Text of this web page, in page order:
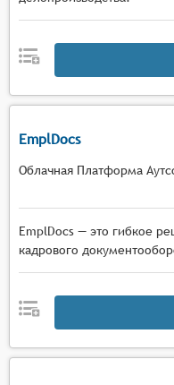
EmplDocs
Облачная Платформа
EmplDocs — это гибкое
кадрового